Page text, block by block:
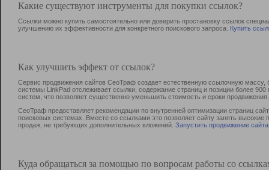
Какие существуют инструменты для покупки ссылок?
Ссылки можно купить самостоятельно или доверить простановку ссылок
улучшению их эффективности для конкретного поискового запроса. Купить
Как улучшить эффект от ссылок?
Сервис продвижения сайтов СеоТраф создает естественную ссылочную
системы LinkPad отслеживает ссылки, содержание страниц и позиции более
систем, что позволяет существенно уменьшить стоимость и сроки продвижения.
СеоТраф предоставляет рекомендации по внутренней оптимизации страниц
поисковых системах. Вместе со ссылками это позволяет сайту занять
продаж, не требующих дополнительных вложений. Запустить продвижение сайта
Куда обращаться за помощью по вопросам работы со